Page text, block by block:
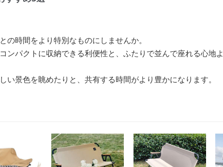
の時間をより特別なものにしませんか。
ンパクトに収納できる利便性と、ふたりで並んで座れる心地
い景色を眺めたりと、共有する時間がより豊かになります。